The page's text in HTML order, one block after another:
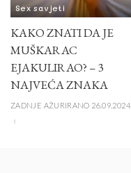
Sex savjeti
KAKO ZNATI DA JE
MUŠKARAC
EJAKULIRAO? – 3
NAJVEĆA ZNAKA
ZADNJE AŽURIRANO 26.09.2024.